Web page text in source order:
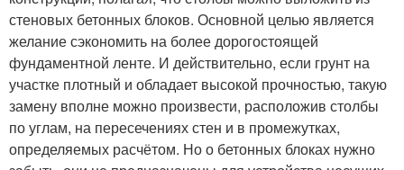
стеновых бетонных блоков. Основной целью является
желание сэкономить на более дорогостоящей
фундаментной ленте. И действительно, если грунт на
участке плотный и обладает высокой прочностью, такую
замену вполне можно произвести, расположив столбы
по углам, на пересечениях стен и в промежутках,
определяемых расчётом. Но о бетонных блоках нужно